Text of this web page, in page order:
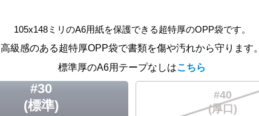
105x148ミリのA6用紙を保護できる超特厚のOPP袋です。
高級感のある超特厚OPP袋で書類を傷や汚れから守ります。
標準厚のA6用テープなしはこちら
#30
(標準)
#40
(厚口)